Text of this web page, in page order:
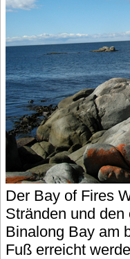
Der Bay of Fires
Stränden und
Binalong Bay am
Fuß erreicht